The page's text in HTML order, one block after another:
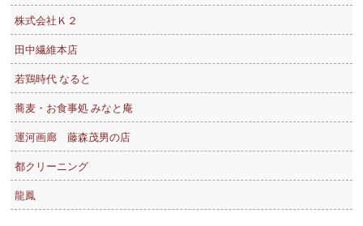
株式会社Ｋ２
田中繊維本店
若鶏時代 なると
蕎麦・お食事処 みなと庵
運河画廊 藤森茂男の店
都クリーニング
龍鳳